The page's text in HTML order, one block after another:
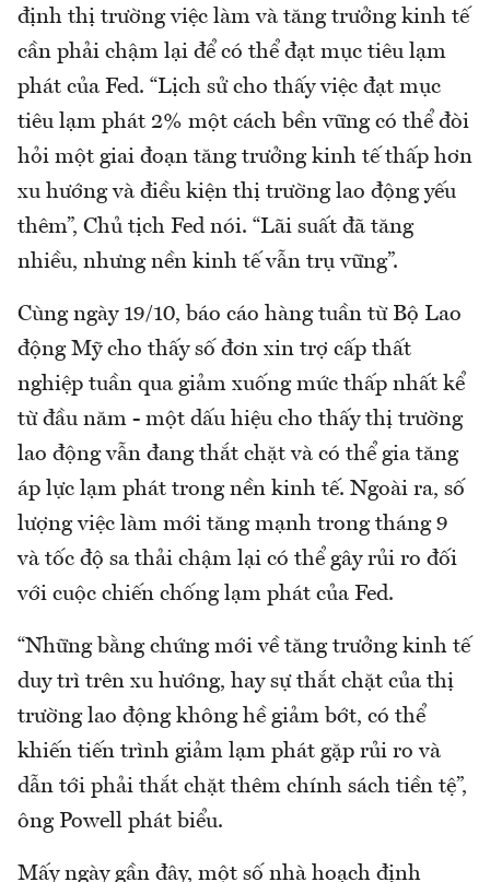
định thị trường việc làm và tăng trưởng kinh tế
cần phải chậm lại để có thể đạt mục tiêu lạm
phát của Fed. “Lịch sử cho thấy việc đạt mục
tiêu lạm phát 2% một cách bền vững có thể đòi
hỏi một giai đoạn tăng trưởng kinh tế thấp hơn
xu hướng và điều kiện thị trường lao động yếu
thêm”, Chủ tịch Fed nói. “Lãi suất đã tăng
nhiều, nhưng nền kinh tế vẫn trụ vững”.
Cùng ngày 19/10, báo cáo hàng tuần từ Bộ Lao
động Mỹ cho thấy số đơn xin trợ cấp thất
nghiệp tuần qua giảm xuống mức thấp nhất kể
từ đầu năm - một dấu hiệu cho thấy thị trường
lao động vẫn đang thắt chặt và có thể gia tăng
áp lực lạm phát trong nền kinh tế. Ngoài ra, số
lượng việc làm mới tăng mạnh trong tháng 9
và tốc độ sa thải chậm lại có thể gây rủi ro đối
với cuộc chiến chống lạm phát của Fed.
“Những bằng chứng mới về tăng trưởng kinh tế
duy trì trên xu hướng, hay sự thắt chặt của thị
trường lao động không hề giảm bớt, có thể
khiến tiến trình giảm lạm phát gặp rủi ro và
dẫn tới phải thắt chặt thêm chính sách tiền tệ”,
ông Powell phát biểu.
Mấy ngày gần đây, một số nhà hoạch định